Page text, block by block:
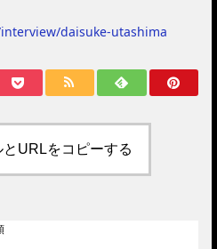
daisuke-utashima
URLをコピーする